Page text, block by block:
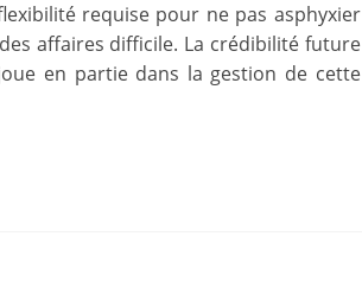
requise pour ne pas asphyxier
affaires difficile. La crédibilité future
en partie dans la gestion de cette